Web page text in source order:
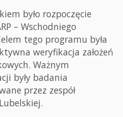
było rozpoczęcie
– Wschodniego
tego programu była
weryfikacja założeń
Ważnym
były badania
przez zespół